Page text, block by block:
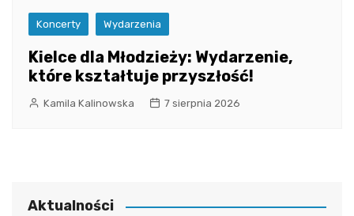
Koncerty Wydarzenia
Kielce dla Młodzieży: Wydarzenie,
które kształtuje przyszłość!
Kamila Kalinowska 7 sierpnia 2026
Aktualności